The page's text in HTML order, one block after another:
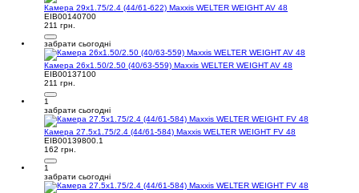
Камера 29x1.75/2.4 (44/61-622) Maxxis WELTER WEIGHT AV 48
EIB00140700
211 грн.
забрати сьогодні
Камера 26x1.50/2.50 (40/63-559) Maxxis WELTER WEIGHT AV 48
EIB00137100
211 грн.
1
забрати сьогодні
Камера 27.5x1.75/2.4 (44/61-584) Maxxis WELTER WEIGHT FV 48
EIB00139800.1
162 грн.
1
забрати сьогодні